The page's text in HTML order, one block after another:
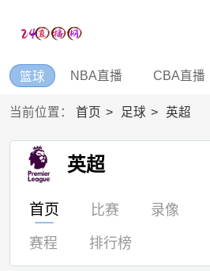
篮球 NBA直播 CBA直播
当前位置： 首页 足球 英超
英超
首页 比赛 录像
赛程 排行榜